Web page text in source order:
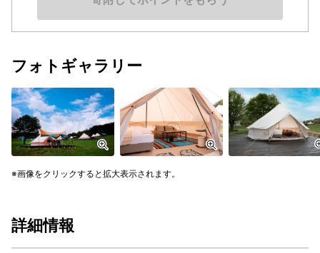
フォトギャラリー
画像をクリックすると拡大表示されます。
詳細情報